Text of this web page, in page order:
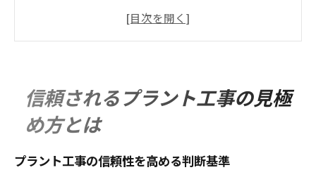
プラント工事依頼時に確認したい施工体制
ト
施工実績から探る安心のプラント工事選び
信頼されるプラント工事の見極
め方とは
プラント工事の信頼性を高める判断基準